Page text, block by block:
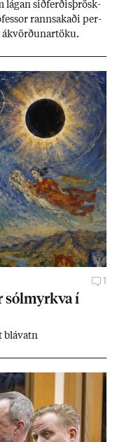
lág­an sið­ferð­is­þrösk­
rann­sak­aði per­
ákvörð­un­ar­töku.
1
sól­myrkva í
blá­vatn